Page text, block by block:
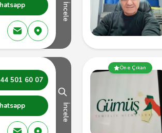
İncele
501 60 07
İncele
Öne Çıkan